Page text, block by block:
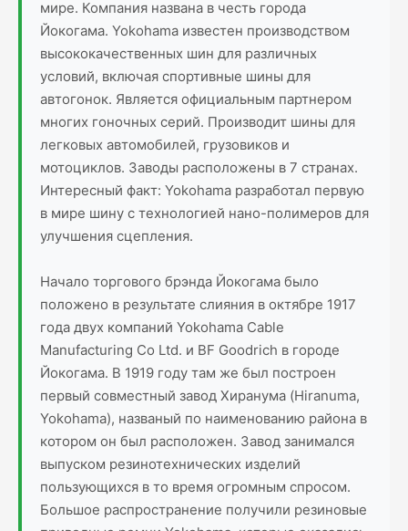
мире. Компания названа в честь города
Йокогама. Yokohama известен производством
высококачественных шин для различных
условий, включая спортивные шины для
автогонок. Является официальным партнером
многих гоночных серий. Производит шины для
легковых автомобилей, грузовиков и
мотоциклов. Заводы расположены в 7 странах.
Интересный факт: Yokohama разработал первую
в мире шину с технологией нано-полимеров для
улучшения сцепления.
Начало торгового брэнда Йокогама было
положено в результате слияния в октябре 1917
года двух компаний Yokohama Cable
Manufacturing Co Ltd. и BF Goodrich в городе
Йокогама. В 1919 году там же был построен
первый совместный завод Хиранума (Hiranuma,
Yokohama), названый по наименованию района в
котором он был расположен. Завод занимался
выпуском резинотехнических изделий
пользующихся в то время огромным спросом.
Большое распространение получили резиновые